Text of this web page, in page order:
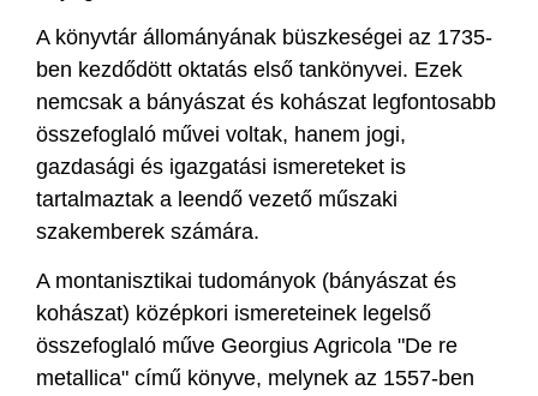
A könyvtár állományának büszkeségei az 1735-
ben kezdődött oktatás első tankönyvei. Ezek
nemcsak a bányászat és kohászat legfontosabb
összefoglaló művei voltak, hanem jogi,
gazdasági és igazgatási ismereteket is
tartalmaztak a leendő vezető műszaki
szakemberek számára.
A montanisztikai tudományok (bányászat és
kohászat) középkori ismereteinek legelső
összefoglaló műve Georgius Agricola "De re
metallica" című könyve, melynek az 1557-ben